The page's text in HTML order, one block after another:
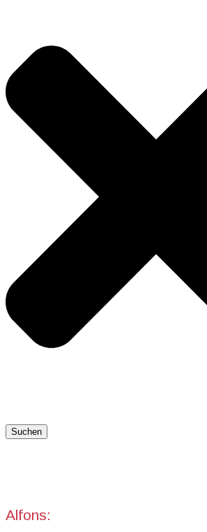
Suchen
Alfons: